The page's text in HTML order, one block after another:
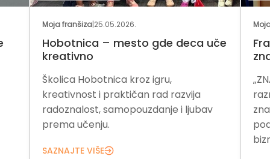
Moja franšiza|25.05.2026.
Hobotnica – mesto gde deca uče
kreativno
Školica Hobotnica kroz igru,
kreativnost i praktičan rad razvija
radoznalost, samopouzdanje i ljubav
prema učenju.
SAZNAJTE VIŠE